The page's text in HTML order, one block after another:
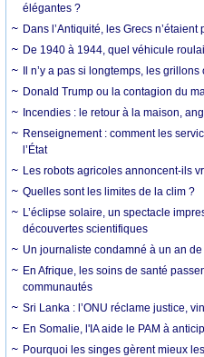
élégantes ?
Dans l’Antiquité, les Grecs
De 1940 à 1944, quel véhicule
Il n’y a pas si longtemps, les
Donald Trump ou la contagion du
Incendies : le retour à la maison,
Renseignement : comment les
l’État
Les robots agricoles annoncent-ils
Quelles sont les limites de la clim ?
L’éclipse solaire, un spectacle
découvertes scientifiques
Un journaliste condamné à un an
En Afrique, les soins de santé
communautés
Sri Lanka : l’ONU réclame justice,
En Somalie, l'IA aide le PAM à
Pourquoi les singes gèrent mieux